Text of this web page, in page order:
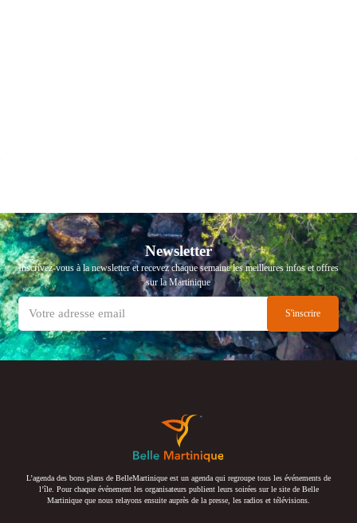
Newsletter
Inscrivez-vous à la newsletter et recevez chaque semaine les meilleures infos et offres
sur la Martinique
L’agenda des bons plans de BelleMartinique est un agenda qui regroupe tous les événements de
l’île. Pour chaque événement les organisateurs publient leurs soirées sur le site de Belle
Martinique que nous relayons ensuite auprès de la presse, les radios et télévisions.